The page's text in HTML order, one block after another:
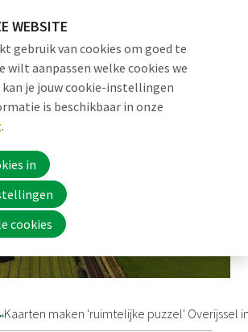
Kaarten maken 'ruimtelijke puzzel' Overijssel
Word nu lid
WEBSITE
gebruik van cookies om goed te
wilt aanpassen welke cookies we
je jouw cookie-instellingen
is beschikbaar in onze
.
in
cookies